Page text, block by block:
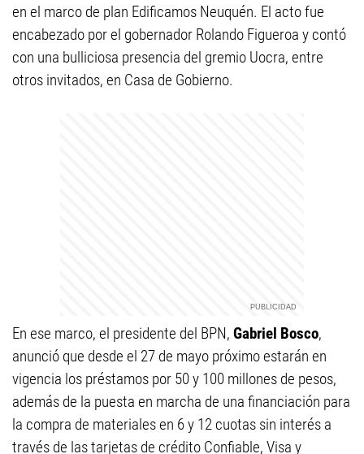
en el marco de plan Edificamos Neuquén. El acto fue
encabezado por el gobernador Rolando Figueroa y contó
con una bulliciosa presencia del gremio Uocra, entre
otros invitados, en Casa de Gobierno.
En ese marco, el presidente del BPN, Gabriel Bosco,
anunció que desde el 27 de mayo próximo estarán en
vigencia los préstamos por 50 y 100 millones de pesos,
además de la puesta en marcha de una financiación para
la compra de materiales en 6 y 12 cuotas sin interés a
través de las tarjetas de crédito Confiable, Visa y